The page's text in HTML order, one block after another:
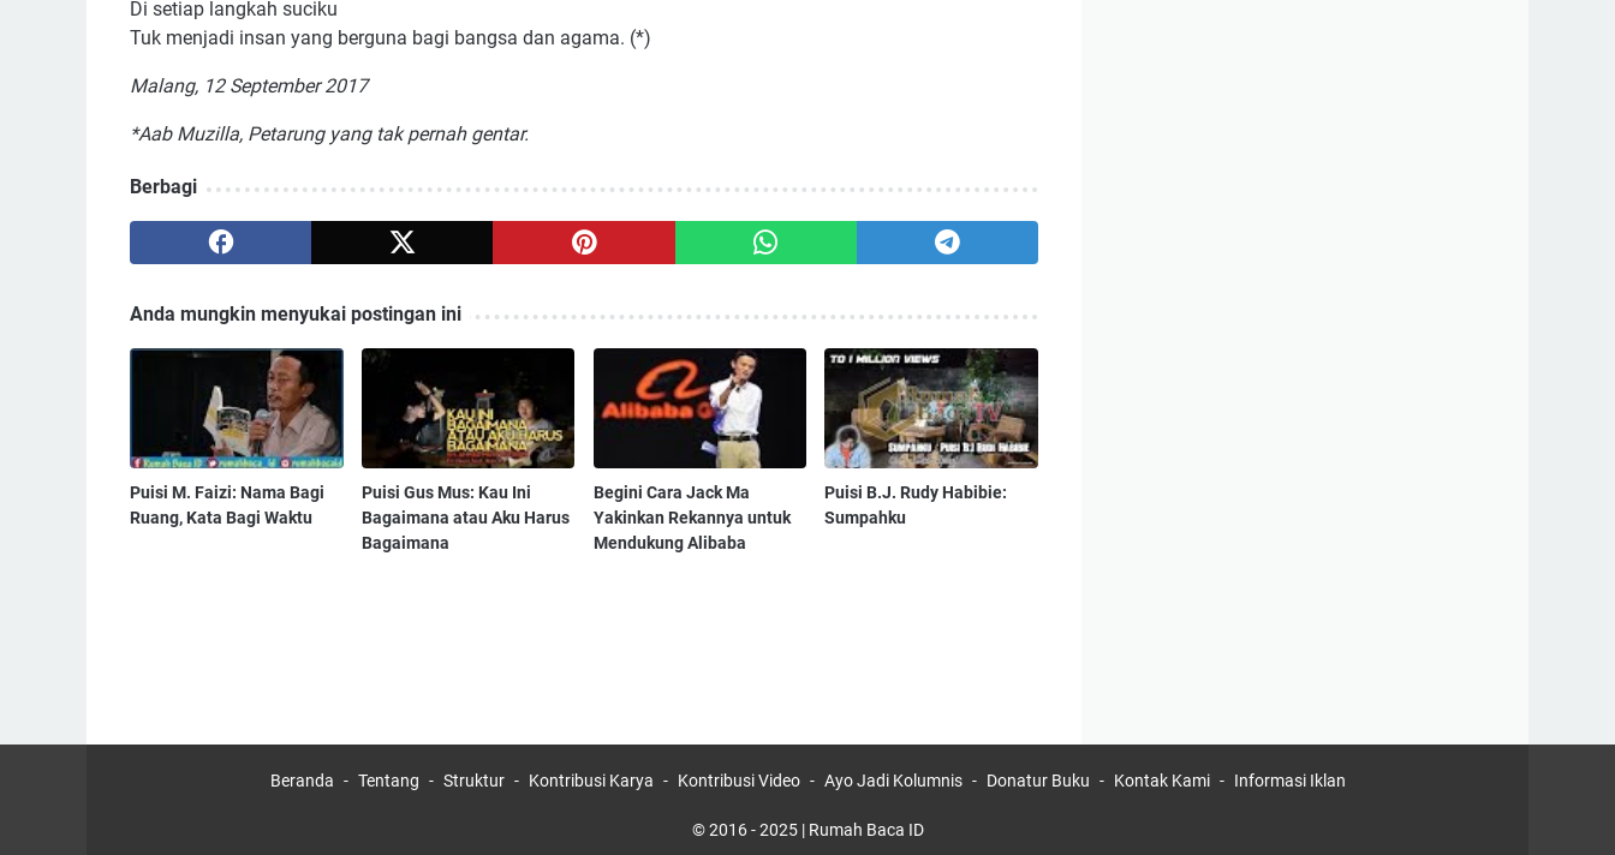
Di setiap langkah suciku
Tuk menjadi insan yang berguna bagi bangsa dan agama. (*)
Malang, 12 September 2017
*Aab Muzilla, Petarung yang tak pernah gentar.
Berbagi
Anda mungkin menyukai postingan ini
Puisi M. Faizi: Nama Bagi
Ruang, Kata Bagi Waktu
Puisi Gus Mus: Kau Ini
Bagaimana atau Aku Harus
Bagaimana
Begini Cara Jack Ma
Yakinkan Rekannya untuk
Mendukung Alibaba
Puisi B.J. Rudy Habibie:
Sumpahku
Beranda Tentang Struktur Kontribusi Karya Kontribusi Video Ayo Jadi Kolumnis Donatur Buku Kontak Kami Informasi Iklan
© 2016 - 2025 | Rumah Baca ID